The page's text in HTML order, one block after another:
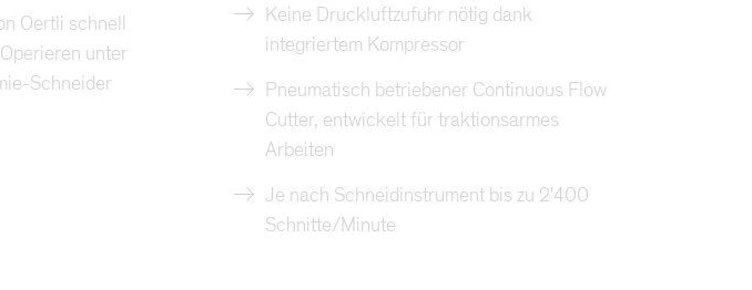
Oertli schnell
unter
Schneider
Keine Druckluftzufuhr nötig dank
integriertem Kompressor
Pneumatisch betriebener Continuous Flow
Cutter, entwickelt für traktionsarmes
Arbeiten
Je nach Schneidinstrument bis zu 2'400
Schnitte/Minute